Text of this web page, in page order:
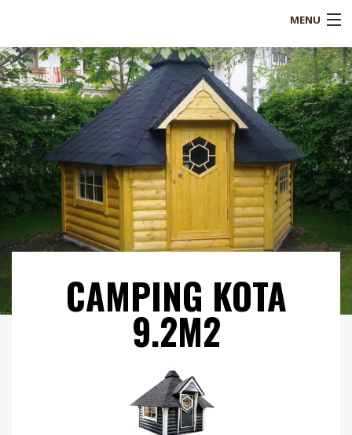
MENU
Shop
Over ons
Referenties
Service
Blogs
B2B
CAMPING KOTA
9.2M2